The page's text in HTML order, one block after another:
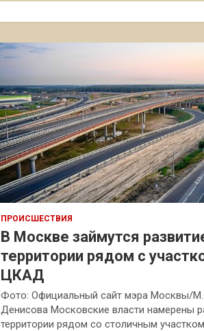
к
ПРОИСШЕСТВИЯ
В Москве займутся
территории рядом с
ЦКАД
Фото: Официальный сайт мэра Москвы/М.
Денисова Московские власти намерены
территории рядом со столичным участком